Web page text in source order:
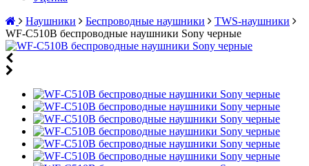
Наушники
Беспроводные наушники
TWS-наушники
WF-C510B беспроводные наушники Sony черные